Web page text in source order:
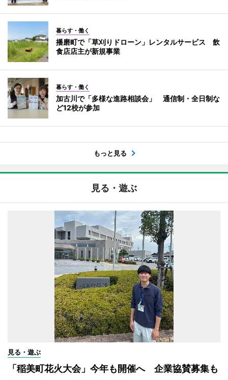
暮らす・働く
播磨町で「草刈りドローン」レンタルサービス 飲
食店店主が新規事業
暮らす・働く
加古川で「多様な進路相談会」 通信制・全日制な
ど12校が参加
もっと見る
見る・遊ぶ
見る・遊ぶ
「稲美町花火大会」今年も開催へ 企業協賛募集も